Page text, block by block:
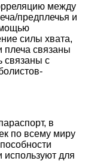
между
предплечья и
силы хвата,
плеча связаны
связаны с
в
по всему миру
используют для